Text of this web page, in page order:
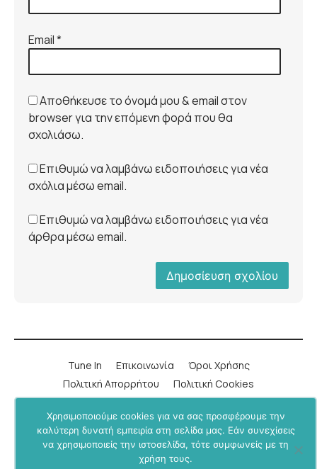
Email*
Αποθήκευσε το όνομά μου & email στον
browser για την επόμενη φορά που θα
σχολιάσω.
Επιθυμώ να λαμβάνω ειδοποιήσεις για νέα
σχόλια μέσω email.
Επιθυμώ να λαμβάνω ειδοποιήσεις για νέα
άρθρα μέσω email.
Tune In Επικοινωνία
Όροι Χρήσης
Πολιτική Απορρήτου
Πολιτική Cookies
LinkedInInstagramYouTubeFacebook
Υποστήριξε μας μέσα από τοBU+ στο Patreon .
Χρησιμοποιούμε cookies για να σας προσφέρουμε την
καλύτερη δυνατή εμπειρία στη σελίδα μας. Εάν συνεχίσεις
να χρησιμοποιείς την ιστοσελίδα, τότε συμφωνείς με τη
χρήση τους.